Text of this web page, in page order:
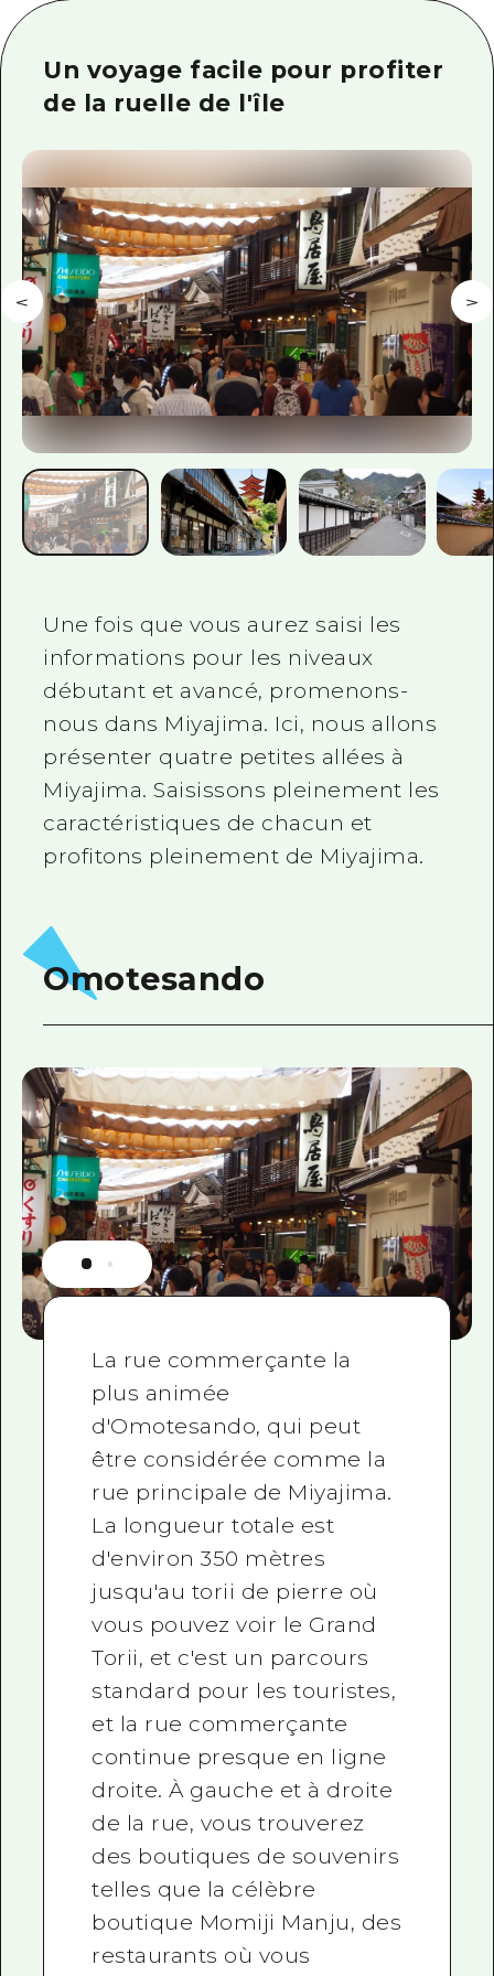
Vidéo d'Hiroshima
Téléchargement de Photos
Informations sur le transport en
Brochure touristique
Un voyage facile pour profiter
de la ruelle de l'île
Une fois que vous aurez saisi les
informations pour les niveaux
débutant et avancé, promenons-
nous dans Miyajima. Ici, nous allons
présenter quatre petites allées à
Miyajima. Saisissons pleinement les
caractéristiques de chacun et
profitons pleinement de Miyajima.
Omotesando
La rue commerçante la
plus animée
d'Omotesando, qui peut
être considérée comme la
rue principale de Miyajima.
La longueur totale est
d'environ 350 mètres
jusqu'au torii de pierre où
vous pouvez voir le Grand
Torii, et c'est un parcours
standard pour les touristes,
et la rue commerçante
continue presque en ligne
droite. À gauche et à droite
de la rue, vous trouverez
des boutiques de souvenirs
telles que la célèbre
boutique Momiji Manju, des
restaurants où vous